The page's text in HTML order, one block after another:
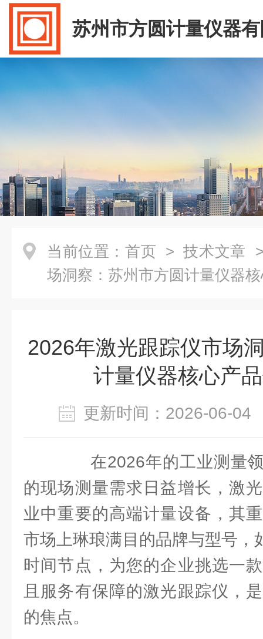
苏州市方圆计量仪器
当前位置： 首页 > 技术文章
场洞察：苏州市方圆计量仪器
2026年激光跟踪仪市场
计量仪器核心产
更新时间：2026-06-
在2026年的工业测量领
的现场测量需求日益增长，激
业中重要的高端计量设备，其
市场上琳琅满目的品牌与型号，
时间节点，为您的企业挑选一
且服务有保障的激光跟踪仪，
的焦点。